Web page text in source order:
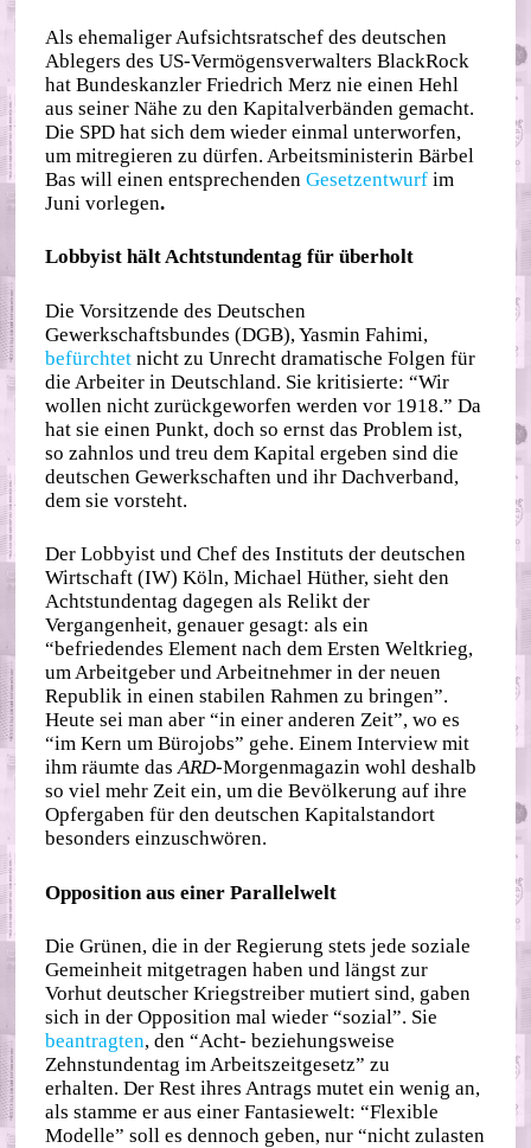
Als ehemaliger Aufsichtsratschef des deutschen
Ablegers des US-Vermögensverwalters BlackRock
hat Bundeskanzler Friedrich Merz nie einen Hehl
aus seiner Nähe zu den Kapitalverbänden gemacht.
Die SPD hat sich dem wieder einmal unterworfen,
um mitregieren zu dürfen. Arbeitsministerin Bärbel
Bas will einen entsprechendenGesetzentwurf im
Juni vorlegen.
Lobbyist hält Achtstundentag für überholt
Die Vorsitzende des Deutschen
Gewerkschaftsbundes (DGB), Yasmin Fahimi,
befürchtet nicht zu Unrecht dramatische Folgen für
die Arbeiter in Deutschland. Sie kritisierte: “Wir
wollen nicht zurückgeworfen werden vor 1918.” Da
hat sie einen Punkt, doch so ernst das Problem ist,
so zahnlos und treu dem Kapital ergeben sind die
deutschen Gewerkschaften und ihr Dachverband,
dem sie vorsteht.
Der Lobbyist und Chef des Instituts der deutschen
Wirtschaft (IW) Köln, Michael Hüther, sieht den
Achtstundentag dagegen als Relikt der
Vergangenheit, genauer gesagt: als ein
“befriedendes Element nach dem Ersten Weltkrieg,
um Arbeitgeber und Arbeitnehmer in der neuen
Republik in einen stabilen Rahmen zu bringen”.
Heute sei man aber “in einer anderen Zeit”, wo es
“im Kern um Bürojobs” gehe. Einem Interview mit
ihm räumte dasARD-Morgenmagazin wohl deshalb
so viel mehr Zeit ein, um die Bevölkerung auf ihre
Opfergaben für den deutschen Kapitalstandort
besonders einzuschwören.
Opposition aus einer Parallelwelt
Die Grünen, die in der Regierung stets jede soziale
Gemeinheit mitgetragen haben und längst zur
Vorhut deutscher Kriegstreiber mutiert sind, gaben
sich in der Opposition mal wieder “sozial”. Sie
beantragten, den “Acht- beziehungsweise
Zehnstundentag im Arbeitszeitgesetz” zu
erhalten. Der Rest ihres Antrags mutet ein wenig an,
als stamme er aus einer Fantasiewelt: “Flexible
Modelle” soll es dennoch geben, nur “nicht zulasten